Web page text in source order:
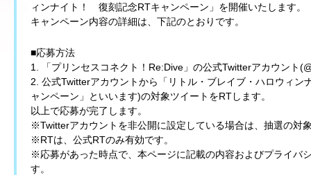
ィンナイト！ 復刻記念RTキャンペーン」を開催いたします。
キャンペーン内容の詳細は、下記のとおりです。
■応募方法
1. 「プリンセスコネクト！Re:Dive」の公式Twitterアカウント
2. 公式Twitterアカウントから「リトル・ブレイブ・ハロウィ
ャンペーン」といいます)の対象ツイートをRTします。
以上で応募が完了します。
※Twitterアカウントを非公開に設定している場合は、抽選の対
※RTは、公式RTのみ有効です。
※応募があった時点で、本ページに記載の内容およびプライバ
す。